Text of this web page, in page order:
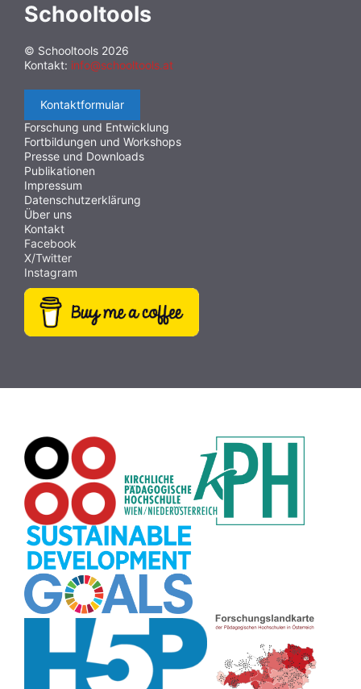
Schooltools
© Schooltools 2026
Kontakt: info@schooltools.at
Kontaktformular
Forschung und Entwicklung
Fortbildungen und Workshops
Presse und Downloads
Publikationen
Impressum
Datenschutzerklärung
Über uns
Kontakt
Facebook
X/Twitter
Instagram